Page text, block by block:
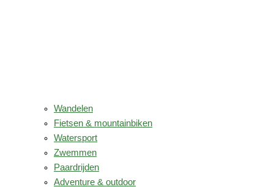
Wandelen
Fietsen & mountainbiken
Watersport
Zwemmen
Paardrijden
Adventure & outdoor